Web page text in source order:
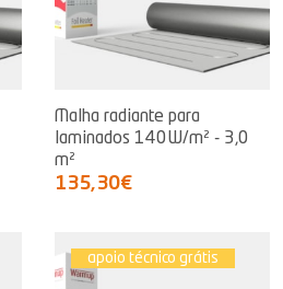
Malha radiante para
laminados 140W/m² - 3,0
m²
135,30€
apoio técnico grátis